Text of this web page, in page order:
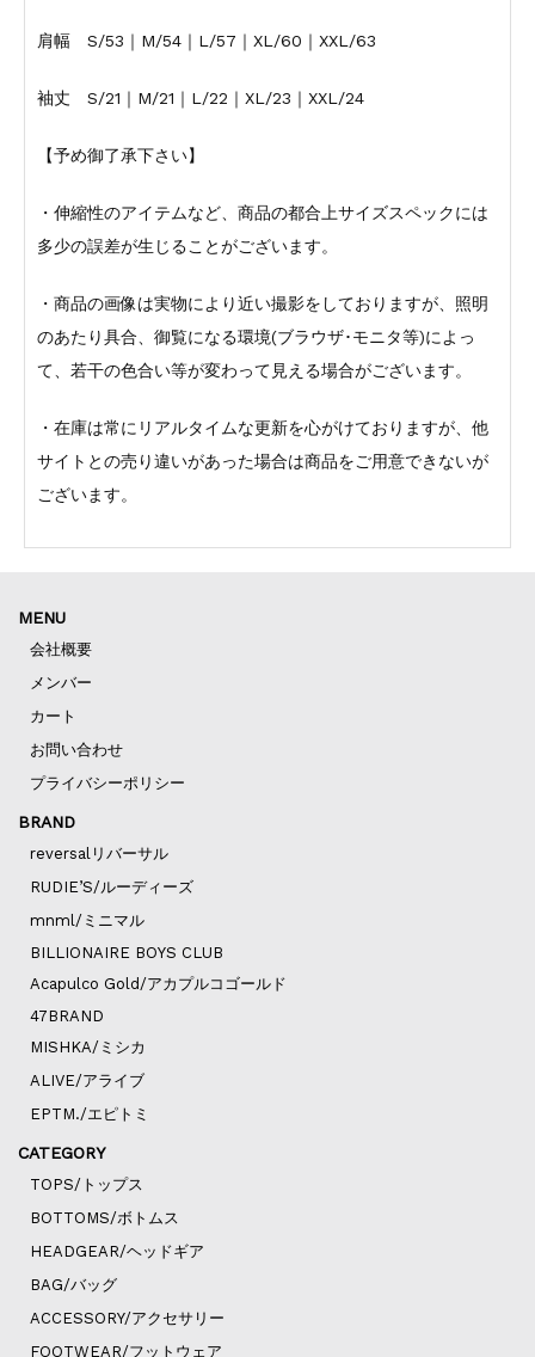
肩幅 S/53｜M/54｜L/57｜XL/60｜XXL/63
袖丈 S/21｜M/21｜L/22｜XL/23｜XXL/24
【予め御了承下さい】
・伸縮性のアイテムなど、商品の都合上サイズスペックには
多少の誤差が生じることがございます。
・商品の画像は実物により近い撮影をしておりますが、照明
のあたり具合、御覧になる環境(ブラウザ･モニタ等)によっ
て、若干の色合い等が変わって見える場合がございます。
・在庫は常にリアルタイムな更新を心がけておりますが、他
サイトとの売り違いがあった場合は商品をご用意できないが
ございます。
MENU
会社概要
メンバー
カート
お問い合わせ
プライバシーポリシー
BRAND
reversalリバーサル
RUDIE’S/ルーディーズ
mnml/ミニマル
BILLIONAIRE BOYS CLUB
Acapulco Gold/アカプルコゴールド
47BRAND
MISHKA/ミシカ
ALIVE/アライブ
EPTM./エピトミ
CATEGORY
TOPS/トップス
BOTTOMS/ボトムス
HEADGEAR/ヘッドギア
BAG/バッグ
ACCESSORY/アクセサリー
FOOTWEAR/フットウェア